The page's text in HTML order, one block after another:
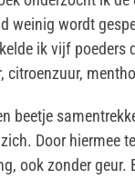
weinig wordt
ik vijf
citroenzuur,
beetje
Door hiermee
ook zonder